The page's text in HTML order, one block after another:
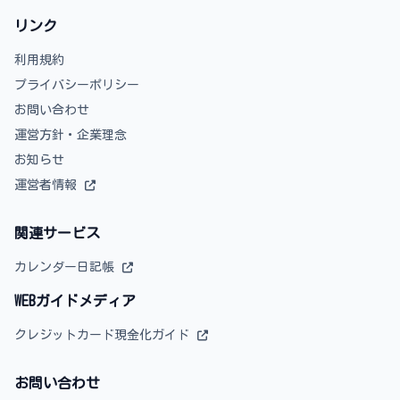
リンク
利用規約
プライバシーポリシー
お問い合わせ
運営方針・企業理念
お知らせ
運営者情報
関連サービス
カレンダー日記帳
WEBガイドメディア
クレジットカード現金化ガイド
お問い合わせ